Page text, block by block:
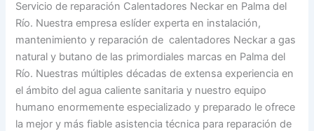
Servicio de reparación Calentadores Neckar en Palma del
Río. Nuestra empresa eslíder experta en instalación,
mantenimiento y reparación de calentadores Neckar a gas
natural y butano de las primordiales marcas en Palma del
Río. Nuestras múltiples décadas de extensa experiencia en
el ámbito del agua caliente sanitaria y nuestro equipo
humano enormemente especializado y preparado le ofrece
la mejor y más fiable asistencia técnica para reparación de